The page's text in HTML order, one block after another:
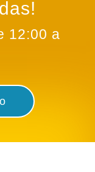
12:00 a